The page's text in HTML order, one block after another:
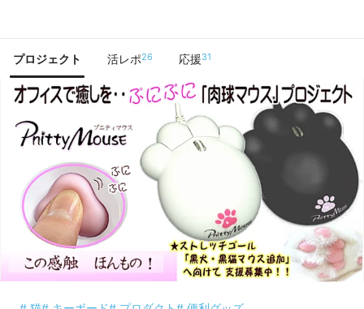
プロジェクト 活レポ26 応援31